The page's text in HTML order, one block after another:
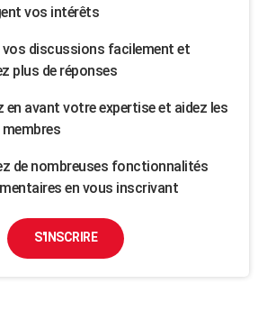
vos intérêts
vos discussions facilement et
plus de réponses
en avant votre expertise et aidez les
de nombreuses fonctionnalités
en vous inscrivant
S'INSCRIRE